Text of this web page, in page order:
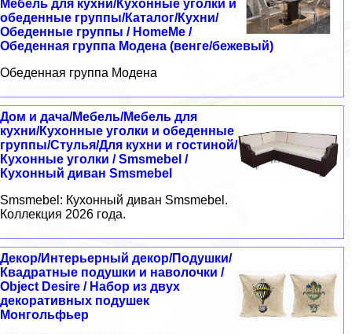
Мебель для кухни/Кухонные уголки и
обеденные группы/Каталог/Кухни/
Обеденные группы / HomeMe /
Обеденная группа Модена (венге/бежевый)
Обеденная группа Модена
Дом и дача/Мебель/Мебель для
кухни/Кухонные уголки и обеденные
группы/Стулья/Для кухни и гостиной/
Кухонные уголки / Smsmebel /
Кухонный диван Smsmebel
Smsmebel: Кухонный диван Smsmebel.
Коллекция 2026 года.
Декор/Интерьерный декор/Подушки/
Квадратные подушки и наволочки /
Object Desire / Набор из двух
декоративных подушек
Монгольфьер